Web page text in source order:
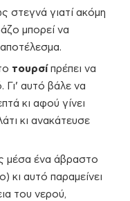
στεγνά γιατί ακόμη
μπορεί να
τουρσί πρέπει να
Γι’ αυτό βάλε να
κι αφού γίνει
κι ανακάτευσε
μέσα ένα άβραστο
κι αυτό παραμείνει
του νερού,